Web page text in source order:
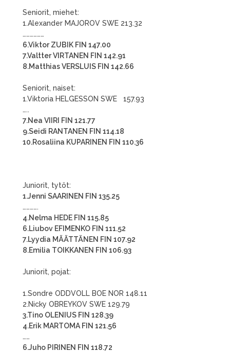
Seniorit, miehet:
1.Alexander MAJOROV SWE 213.32
………………
6.Viktor ZUBIK FIN 147.00
7.Valtter VIRTANEN FIN 142.91
8.Matthias VERSLUIS FIN 142.66
Seniorit, naiset:
1.Viktoria HELGESSON SWE 157.93
…..
7.Nea VIIRI FIN 121.77
9.Seidi RANTANEN FIN 114.18
10.Rosaliina KUPARINEN FIN 110.36
Juniorit, tytöt:
1.Jenni SAARINEN FIN 135.25
………….
4.Nelma HEDE FIN 115.85
6.Liubov EFIMENKO FIN 111.52
7.Lyydia MÄÄTTÄNEN FIN 107.92
8.Emilia TOIKKANEN FIN 106.93
Juniorit, pojat:
1.Sondre ODDVOLL BOE NOR 148.11
2.Nicky OBREYKOV SWE 129.79
3.Tino OLENIUS FIN 128.39
4.Erik MARTOMA FIN 121.56
……
6.Juho PIRINEN FIN 118.72